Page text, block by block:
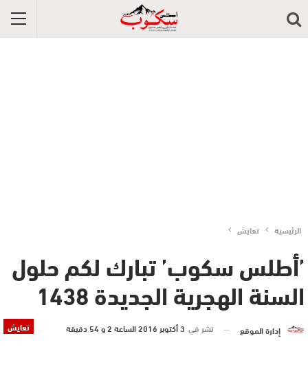
الرئيسية تعايش
’أطلس سكوب’ تبارك لكم حلول
السنة الهجرية الجديدة 1438
تعايش إدارة الموقع نشر في 3 أكتوبر 2016 الساعة 2 و 54 دقيقة